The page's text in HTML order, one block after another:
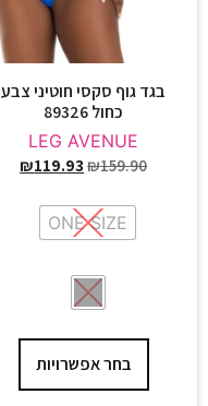
בגד גוף סקסי חוטיני צבע
כחול 89326
LEG AVENUE
₪159.90
₪119.93
ONE SIZE
בחר אפשרויות